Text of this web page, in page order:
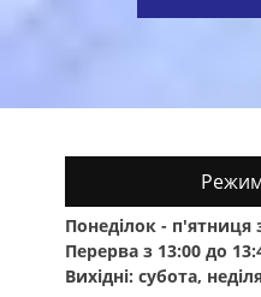
Понеділок - п'ятниця
Перерва з 13:00 до
Вихідні: субота,